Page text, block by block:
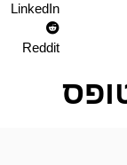
LinkedIn
Reddit